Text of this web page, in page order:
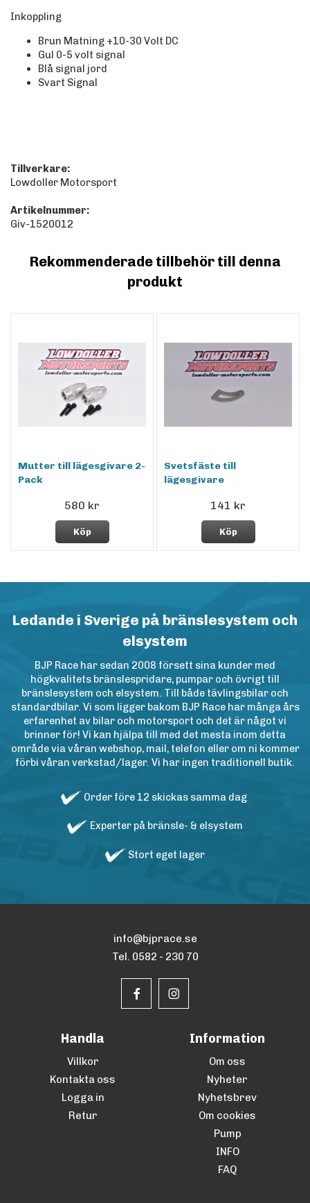
Inkoppling
Brun Matning +10-30 Volt DC
Gul 0-5 volt signal
Blå signal jord
Svart Signal
Tillverkare:
Lowdoller Motorsport
Artikelnummer:
Giv-1520012
Rekommenderade tillbehör till denna
produkt
Mutter till lägesgivare 2-
Pack
580 kr
Köp
Svetsfäste till
lägesgivare
141 kr
Köp
Ledande i Sverige på bränslesystem och
elsystem
BJP Race har sedan 2008 försett sina kunder med
högkvalitets bränslespridare, pumpar och övrigt till
bränslesystem och elsystem. Till både tävlingsbilar och
standardbilar. Vi som ligger bakom BJP Race har många års
erfarenhet av bilar och motorsport och det är något vi
brinner för! Vi kan hjälpa till med det mesta inom detta
område via våran webshop, mail, telefon eller om ni kommer
förbi våran verkstad/lager. Vi har ingen traditionell butik.
Order före 12 skickas samma dag
Experter på bränsle- & elsystem
Stort eget lager
info@bjprace.se
Tel. 0582 - 230 70
Handla
Villkor
Kontakta oss
Logga in
Retur
Information
Om oss
Nyheter
Nyhetsbrev
Om cookies
Pump
INFO
FAQ